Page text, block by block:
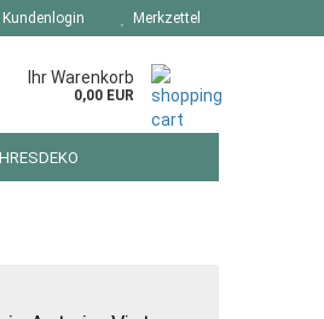
Kundenlogin Merkzettel
Ihr Warenkorb
0,00 EUR